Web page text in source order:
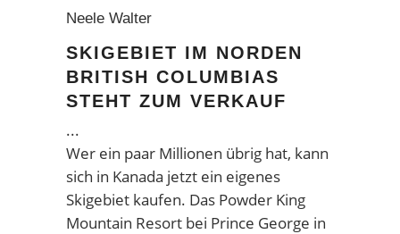
Neele Walter
SKIGEBIET IM NORDEN
BRITISH COLUMBIAS
STEHT ZUM VERKAUF
Wer ein paar Millionen übrig hat, kann
sich in Kanada jetzt ein eigenes
Skigebiet kaufen. Das Powder King
Mountain Resort bei Prince George in